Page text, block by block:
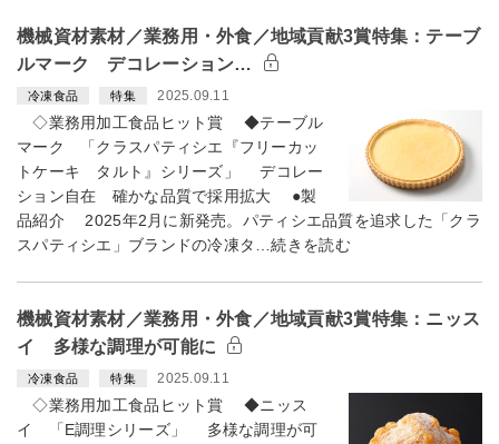
機械資材素材／業務用・外食／地域貢献3賞特集：テーブ
ルマーク デコレーション…
冷凍食品 特集 2025.09.11
◇業務用加工食品ヒット賞 ◆テーブル
マーク 「クラスパティシエ『フリーカッ
トケーキ タルト』シリーズ」 デコレー
ション自在 確かな品質で採用拡大 ●製
品紹介 2025年2月に新発売。パティシエ品質を追求した「クラ
スパティシエ」ブランドの冷凍タ…続きを読む
機械資材素材／業務用・外食／地域貢献3賞特集：ニッス
イ 多様な調理が可能に
冷凍食品 特集 2025.09.11
◇業務用加工食品ヒット賞 ◆ニッス
イ 「E調理シリーズ」 多様な調理が可